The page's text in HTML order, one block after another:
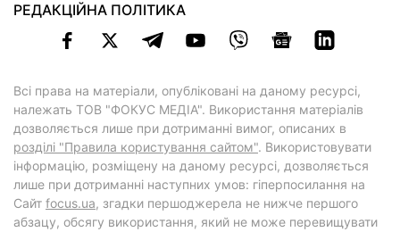
РЕДАКЦІЙНА ПОЛІТИКА
Всі права на матеріали, опубліковані на даному ресурсі,
належать ТОВ "ФОКУС МЕДІА". Використання матеріалів
дозволяється лише при дотриманні вимог, описаних в
розділі "Правила користування сайтом". Використовувати
інформацію, розміщену на даному ресурсі, дозволяється
лише при дотриманні наступних умов: гіперпосилання на
Cайт focus.ua, згадки першоджерела не нижче першого
абзацу, обсягу використання, який не може перевищувати